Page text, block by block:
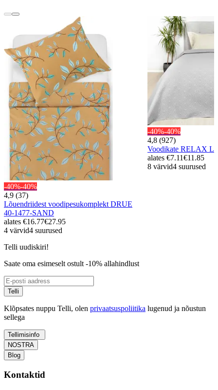
-40%-40%
4,9 (37)
Lõuendriidest voodipesukomplekt DRUE
40-1477-SAND
alates €16.77€27.95
4 värvid4 suurused
-40%-40%
4,8 (927)
Voodikate RELAX
alates €7.11€11.85
8 värvid4 suurused
Telli uudiskiri!
Saate oma esimeselt ostult -10% allahindlust
Telli
Klõpsates nuppu Telli, olen privaatsuspoliitika lugenud ja nõustun
sellega
Tellimisinfo
NOSTRA
Blog
Kontaktid